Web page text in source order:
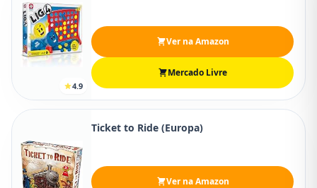
4.9
Ver na Amazon
Mercado Livre
Ticket to Ride (Europa)
Ver na Amazon